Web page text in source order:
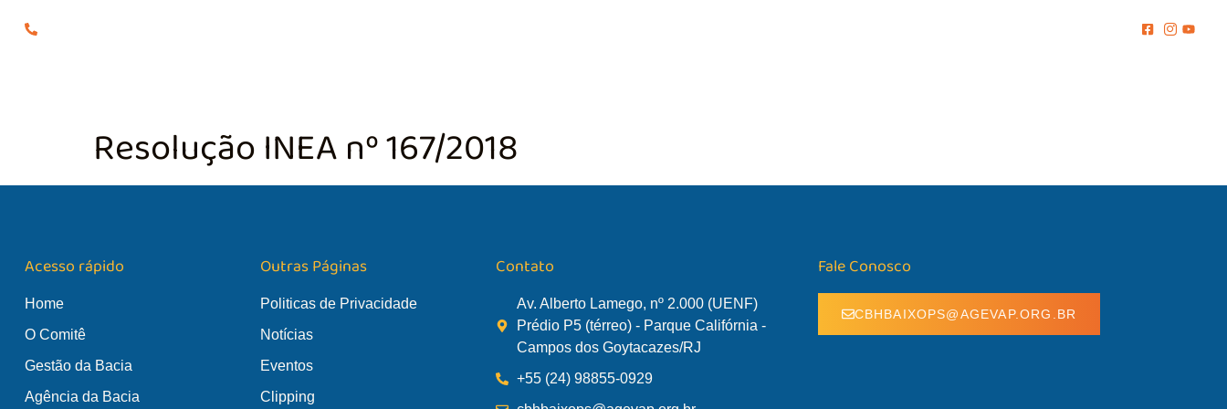
Resolução INEA nº 167/2018
Acesso rápido
Home
O Comitê
Gestão da Bacia
Agência da Bacia
Outras Páginas
Politicas de Privacidade
Notícias
Eventos
Clipping
Contato
Av. Alberto Lamego, nº 2.000 (UENF)
Prédio P5 (térreo) - Parque Califórnia -
Campos dos Goytacazes/RJ
+55 (24) 98855-0929
Fale Conosco
CBHBAIXOPS@AGEVAP.ORG.BR